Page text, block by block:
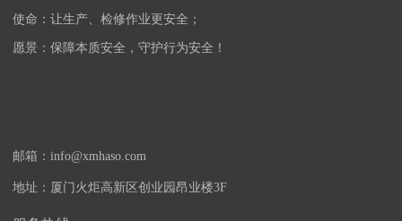
使命：让生产、检修作业更安全；
愿景：保障本质安全，守护行为安全！
邮箱：info@xmhaso.com
地址：厦门火炬高新区创业园昂业楼3F